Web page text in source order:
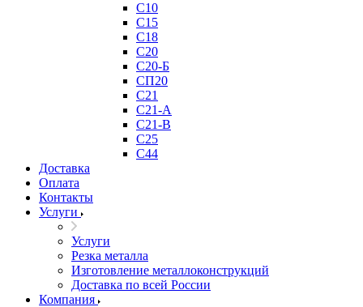
С10
С15
С18
С20
С20-Б
СП20
С21
С21-А
С21-В
С25
С44
Доставка
Оплата
Контакты
Услуги
Услуги
Резка металла
Изготовление металлоконструкций
Доставка по всей России
Компания